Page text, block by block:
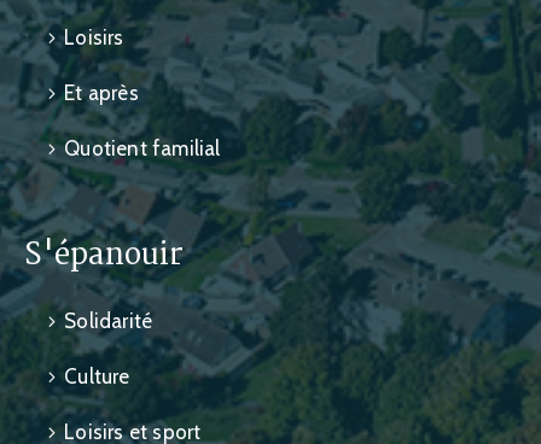
Loisirs
Et après
Quotient familial
S'épanouir
Solidarité
Culture
Loisirs et sport